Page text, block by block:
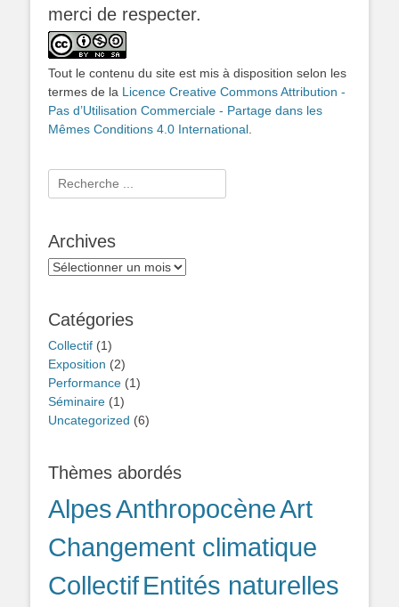
merci de respecter.
Tout le contenu du site est mis à disposition selon les
termes de la Licence Creative Commons Attribution -
Pas d’Utilisation Commerciale - Partage dans les
Mêmes Conditions 4.0 International
Rechercher :
Archives
Archives
Catégories
Collectif (1)
Exposition (2)
Performance (1)
Séminaire (1)
Uncategorized (6)
Thèmes abordés
AlpesAnthropocèneArt
Changement climatique
CollectifEntités naturelles